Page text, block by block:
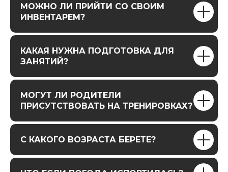
МОЖНО ЛИ ПРИЙТИ СО СВОИМ
ИНВЕНТАРЕМ?
КАКАЯ НУЖНА ПОДГОТОВКА ДЛЯ
ЗАНЯТИЙ?
МОГУТ ЛИ РОДИТЕЛИ
ПРИСУТСТВОВАТЬ НА ТРЕНИРОВКАХ?
С КАКОГО ВОЗРАСТА БЕРЕТЕ?